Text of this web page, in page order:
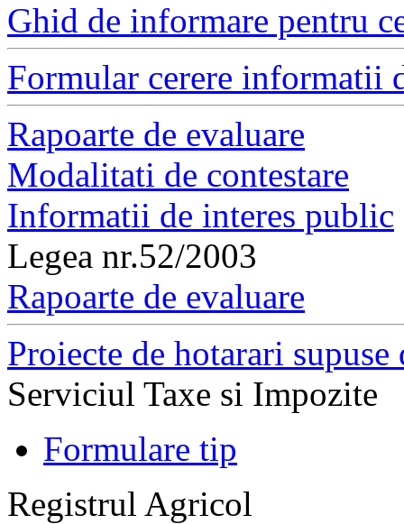
Ghid de informare pentru
Formular cerere informatii
Rapoarte de evaluare
Modalitati de contestare
Informatii de interes public
Legea nr.52/2003
Rapoarte de evaluare
Proiecte de hotarari
Serviciul Taxe si Impozite
Formulare tip
Registrul Agricol